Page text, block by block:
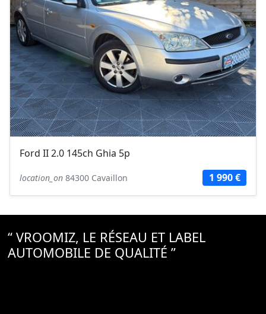
Ford II 2.0 145ch Ghia 5p
location_on 84300 Cavaillon 1 990 €
“ VROOMIZ, LE RÉSEAU ET LABEL
AUTOMOBILE DE QUALITÉ ”